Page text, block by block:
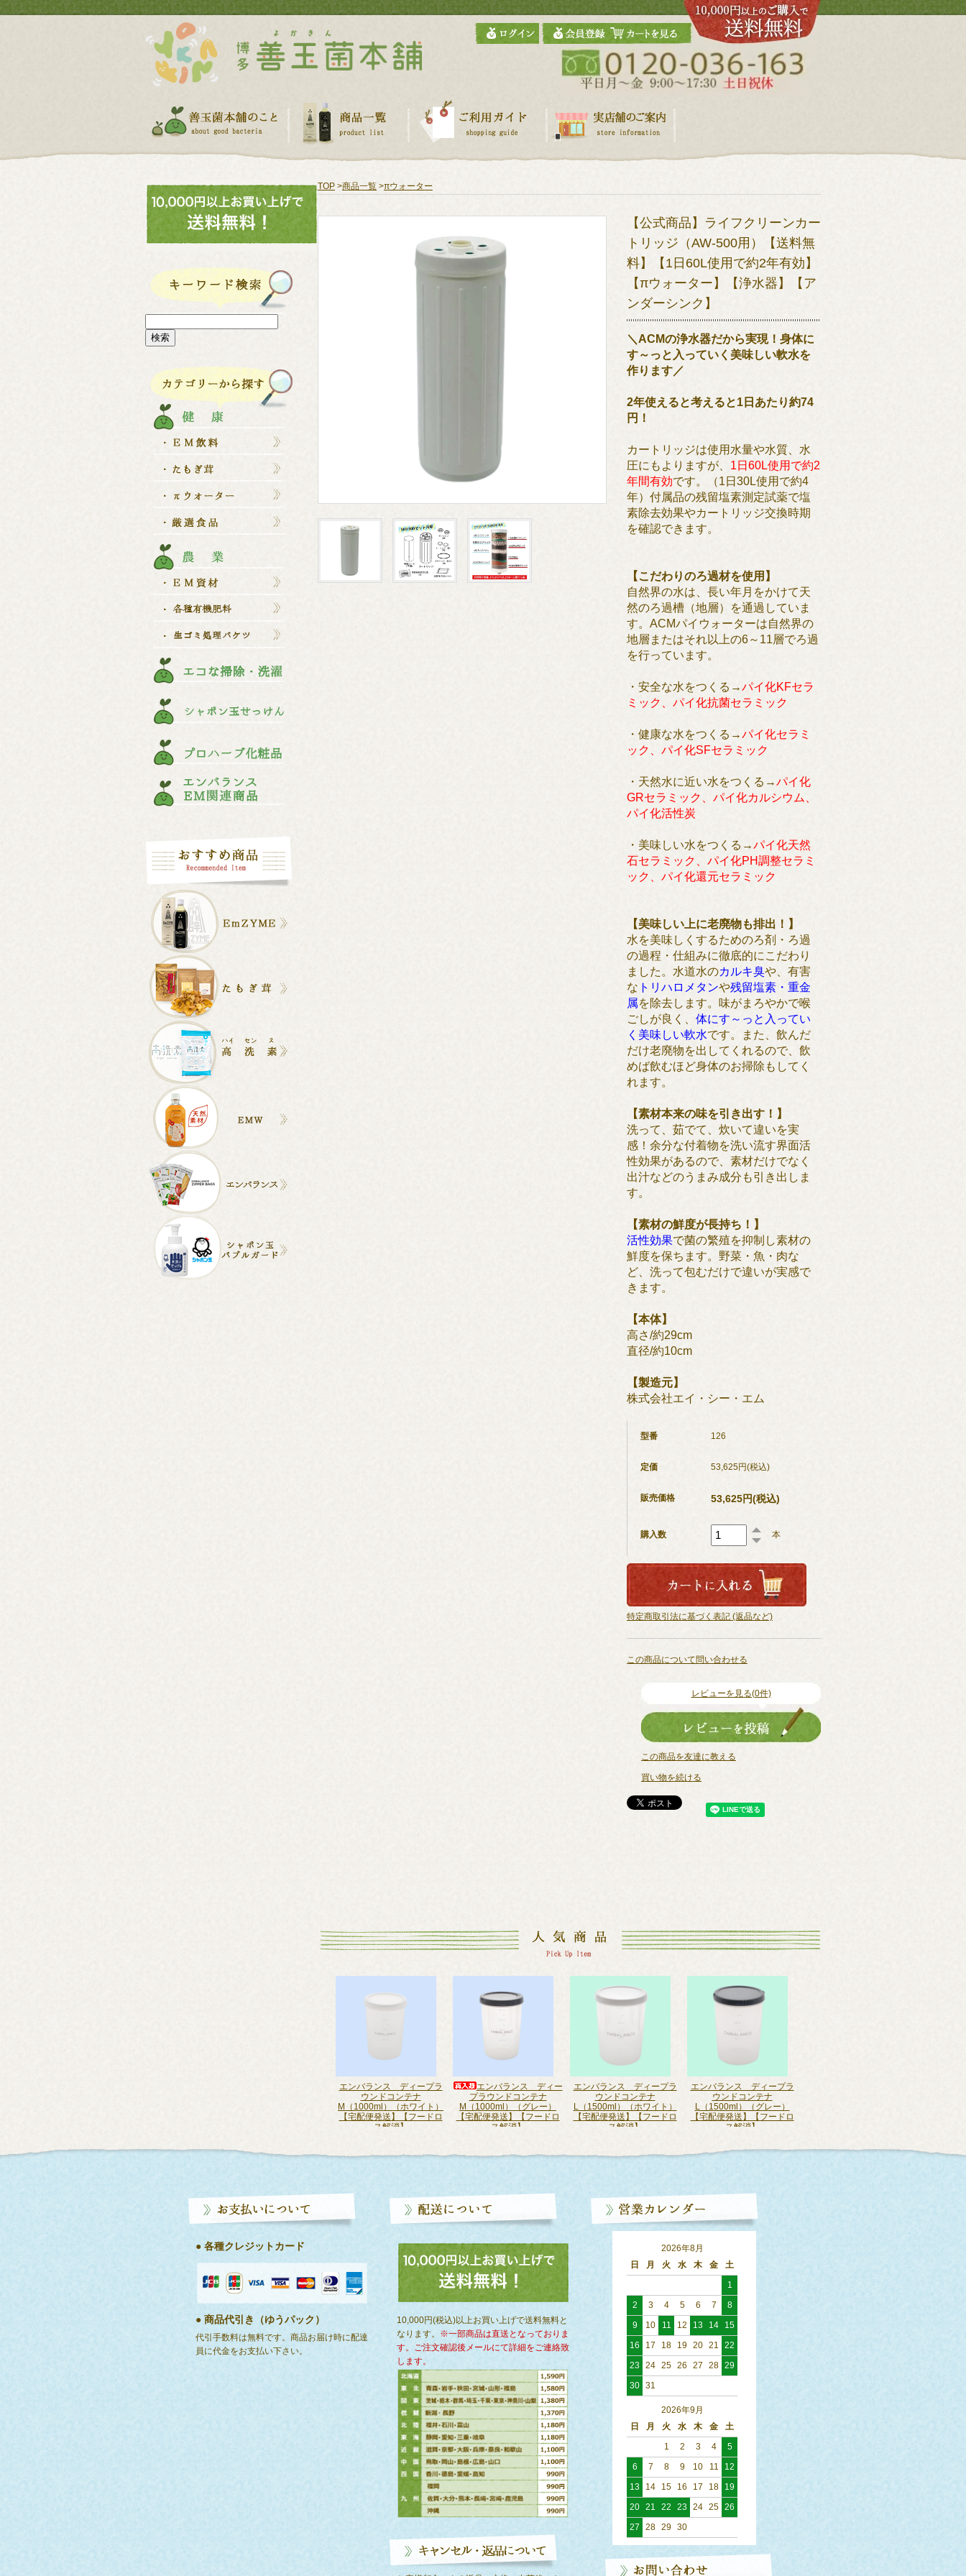
TOP >商品一覧 >πウォーター
【公式商品】ライフクリーンカー
トリッジ（AW-500用）【送料無
料】【1日60L使用で約2年有効】
【πウォーター】【浄水器】【ア
ンダーシンク】
＼ACMの浄水器だから実現！身体に
す～っと入っていく美味しい軟水を
作ります／
2年使えると考えると1日あたり約74
円！
カートリッジは使用水量や水質、水
圧にもよりますが、 1日60L使用で約2
年間有効です。（1日30L使用で約4
年）付属品の残留塩素測定試薬で塩
素除去効果やカートリッジ交換時期
を確認できます。
【こだわりのろ過材を使用】
自然界の水は、長い年月をかけて天
然のろ過槽（地層）を通過していま
す。ACMパイウォーターは自然界の
地層またはそれ以上の6～11層でろ過
を行っています。
・安全な水をつくる→パイ化KFセラ
ミック、パイ化抗菌セラミック
・健康な水をつくる→パイ化セラミ
ック、パイ化SFセラミック
・天然水に近い水をつくる→パイ化
GRセラミック、パイ化カルシウム、
パイ化活性炭
・美味しい水をつくる→パイ化天然
石セラミック、パイ化PH調整セラミ
ック、パイ化還元セラミック
【美味しい上に老廃物も排出！】
水を美味しくするためのろ剤・ろ過
の過程・仕組みに徹底的にこだわり
ました。水道水のカルキ臭や、有害
な トリハロメタンや残留塩素・重金
属を除去します。味がまろやかで喉
ごしが良く、 体にす～っと入ってい
く美味しい軟水です。また、飲んだ
だけ老廃物を出してくれるので、飲
めば飲むほど身体のお掃除もしてく
れます。
【素材本来の味を引き出す！】
洗って、茹でて、炊いて違いを実
感！余分な付着物を洗い流す界面活
性効果があるので、素材だけでなく
出汁などのうまみ成分も引き出しま
す。
【素材の鮮度が長持ち！】
活性効果で菌の繁殖を抑制し素材の
鮮度を保ちます。野菜・魚・肉な
ど、洗って包むだけで違いが実感で
きます。
【本体】
高さ/約29cm
直径/約10cm
【製造元】
株式会社エイ・シー・エム
型番 126
定価 53,625円(税込)
販売価格 53,625円(税込)
購入数 本
特定商取引法に基づく表記 (返品など)
この商品について問い合わせる
レビューを見る(0件)
この商品を友達に教える
買い物を続ける
SOLD OUT
エンバランス ディープラ
ウンドコンテナ
M（1000ml）（ホワイト）
【宅配便発送】【フードロ
ス解消】
SOLD OUT
エンバランス ディー
プラウンドコンテナ
M（1000ml）（グレー）
【宅配便発送】【フードロ
ス解消】
エンバランス ディープラ
ウンドコンテナ
L（1500ml）（ホワイト）
【宅配便発送】【フードロ
ス解消】
エンバランス ディープラ
ウンドコンテナ
L（1500ml）（グレー）
【宅配便発送】【フードロ
ス解消】
● 各種クレジットカード
● 商品代引き（ゆうパック）
代引手数料は無料です。商品お届け時に配達
員に代金をお支払い下さい。
10,000円(税込)以上お買い上げで送料無料と
なります。 ※一部商品は直送となっておりま
す。ご注文確認後メールにて詳細をご連絡致
します。
2026年8月
日
月 火 水 木 金
土
1
2
3 4 5 6 7
8
9
10 11 12 13 14
15
16
17 18 19 20 21
22
23
24 25 26 27 28 29
30 31
2026年9月
日
月 火 水 木 金
土
1
2 3 4
5
6
7 8 9 10 11
12
13
14 15 16 17 18
19
20 21 22 23 24 25 26
27
28 29 30